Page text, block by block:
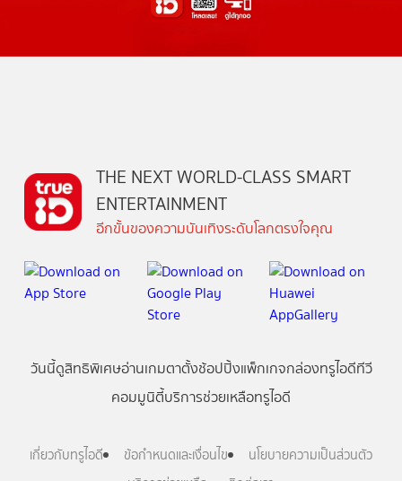
THE NEXT WORLD-CLASS SMART
ENTERTAINMENT
อีกขั้นของความบันเทิงระดับโลกตรงใจคุณ
วันนี้ดูสิทธิพิเศษอ่านเกมตาตั้งช้อปปิ้งแพ็กเกจกล่องทรูไอดีทีวี
คอมมูนิตี้บริการช่วยเหลือทรูไอดี
เกี่ยวกับทรูไอดี ข้อกำหนดและเงื่อนไข
นโยบายความเป็นส่วนตัว